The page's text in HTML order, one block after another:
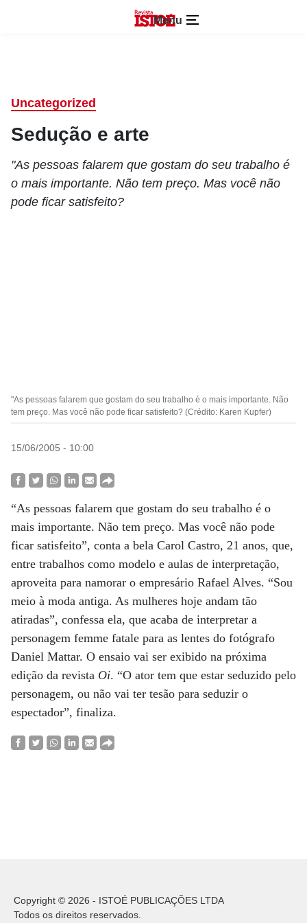
Menu
Uncategorized
Sedução e arte
"As pessoas falarem que gostam do seu trabalho é
o mais importante. Não tem preço. Mas você não
pode ficar satisfeito?
"As pessoas falarem que gostam do seu trabalho é o mais importante. Não
tem preço. Mas você não pode ficar satisfeito? (Crédito: Karen Kupfer)
15/06/2005 - 10:00
“As pessoas falarem que gostam do seu trabalho é o
mais importante. Não tem preço. Mas você não pode
ficar satisfeito”, conta a bela Carol Castro, 21 anos, que,
entre trabalhos como modelo e aulas de interpretação,
aproveita para namorar o empresário Rafael Alves. “Sou
meio à moda antiga. As mulheres hoje andam tão
atiradas”, confessa ela, que acaba de interpretar a
personagem femme fatale para as lentes do fotógrafo
Daniel Mattar. O ensaio vai ser exibido na próxima
edição da revista Oi. “O ator tem que estar seduzido pelo
personagem, ou não vai ter tesão para seduzir o
espectador”, finaliza.
Copyright © 2026 - ISTOÉ PUBLICAÇÕES LTDA
Todos os direitos reservados.